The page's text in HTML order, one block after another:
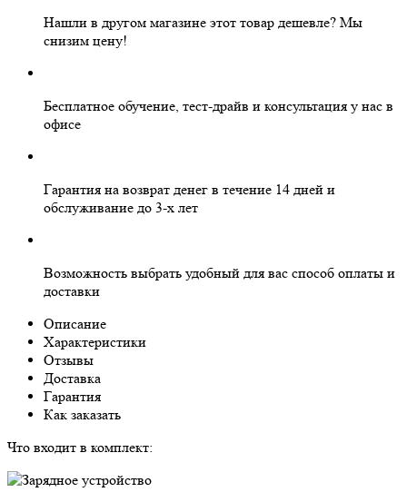
Нашли в другом магазине этот товар дешевле? Мы
снизим цену!
Бесплатное обучение, тест-драйв и консультация у нас в
офисе
Гарантия на возврат денег в течение 14 дней и
обслуживание до 3-х лет
Возможность выбрать удобный для вас способ оплаты и
доставки
Описание
Характеристики
Отзывы
Доставка
Гарантия
Как заказать
Что входит в комплект: